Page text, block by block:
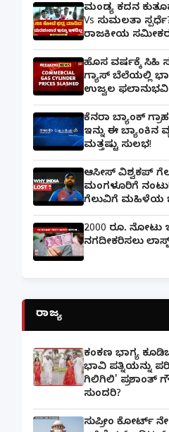
ಮಂಡ್ಯ ಕದನ
Vs ಸುಮಲತಾ
ರಾಜಕೀಯ
ಹೊಸ ವರ್ಷಕ್ಕೆ ಸಿಹಿ
ಗ್ಯಾಸ್‌ ಬೆಲೆಯಲ್ಲಿ
ಉಜ್ವಲ
ಕೆನರಾ ಬ್ಯಾಂಕ್‌
ಇನ್ನು ಈ ಬ್ಯಾಂಕಿನ
ಮತ್ತಷ್ಟು ಸುಲಭ!
ಆಸೀಸ್ ವಿಶ್ವಕಪ್
ಮಂಗಳೂರಿಗೆ
ಗೆಲುವಿಗೆ ಮಹಿಳೆಯ
2000 ರೂ. ನೋಟು
ನಗದೀಕರಿಸಲು
ರಾಜ್ಯ
ಕಂಕಣ ಭಾಗ್ಯ
ಭಾವಿ ಪತ್ನಿಯನ್ನು
ಗಿಲಿಗಿಲಿ' ಪ್ರಶಾಂತ್
ಸುಂದರಿ?
ಸುಪ್ರೀಂ ಕೋರ್ಟ್